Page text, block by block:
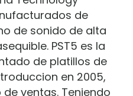
de
de sonido de alta
PST5 es la
de platillos de
en 2005,
ventas. Teniendo